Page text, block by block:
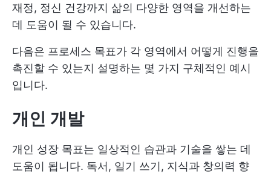
재정, 정신 건강까지 삶의 다양한 영역을 개선하는
데 도움이 될 수 있습니다.
다음은 프로세스 목표가 각 영역에서 어떻게 진행을
촉진할 수 있는지 설명하는 몇 가지 구체적인 예시
입니다.
개인 개발
개인 성장 목표는 일상적인 습관과 기술을 쌓는 데
도움이 됩니다. 독서, 일기 쓰기, 지식과 창의력 향